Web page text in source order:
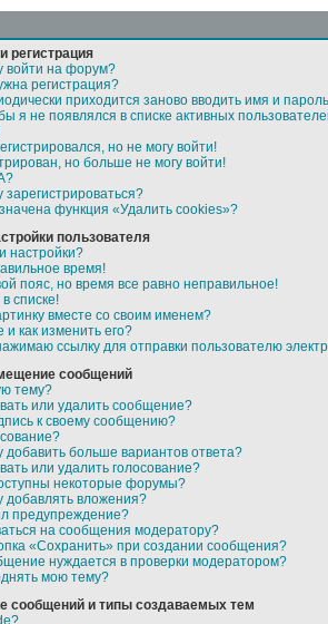
регистрация
войти на форум?
регистрация?
приходится заново вводить имя и
я не появлялся в списке активных
но не могу войти!
но больше не могу войти!
зарегистрироваться?
функция «Удалить cookies»?
пользователя
настройки?
время!
пояс, но время все равно неправильное!
списке!
вместе со своим именем?
и как изменить его?
ссылку для отправки пользователю
сообщений
тему?
или удалить сообщение?
к своему сообщению?
добавить больше вариантов ответа?
или удалить голосование?
некоторые форумы?
добавлять вложения?
предупреждение?
на сообщения модератору?
«Сохранить» при создании сообщения?
нуждается в проверки модератором?
мою тему?
сообщений и типы создаваемых тем